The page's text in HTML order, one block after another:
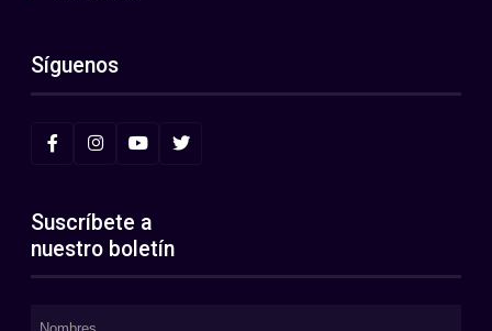
Síguenos
Suscríbete a
nuestro boletín